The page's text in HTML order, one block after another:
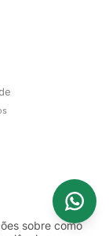
sobre como